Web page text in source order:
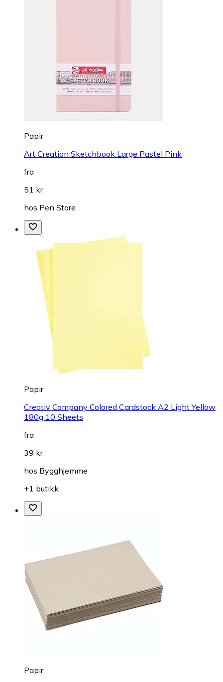
Papir
Art Creation Sketchbook Large Pastel Pink
fra
51 kr
hos Pen Store
Papir
Creativ Company Colored Cardstock A2 Light Yellow
180g 10 Sheets
fra
39 kr
hos Bygghjemme
+1 butikk
Papir